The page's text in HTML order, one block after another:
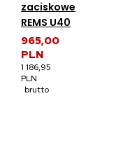
zaciskowe
REMS U40
965,00
PLN
1 186,95
PLN